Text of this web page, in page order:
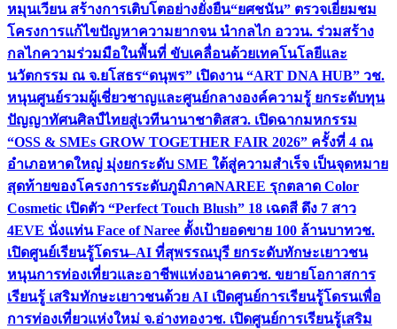
หมุนเวียน สร้างการเติบโตอย่างยั่งยืน“ยศชนัน” ตรวจเยี่ยมชม
โครงการแก้ไขปัญหาความยากจน นำกลไก อววน. ร่วมสร้าง
กลไกความร่วมมือในพื้นที่ ขับเคลื่อนด้วยเทคโนโลยีและ
นวัตกรรม ณ จ.ยโสธร“ดนุพร” เปิดงาน “ART DNA HUB” วช.
หนุนศูนย์รวมผู้เชี่ยวชาญและศูนย์กลางองค์ความรู้ ยกระดับทุน
ปัญญาทัศนศิลป์ไทยสู่เวทีนานาชาติสสว. เปิดฉากมหกรรม
“OSS & SMEs GROW TOGETHER FAIR 2026” ครั้งที่ 4 ณ
อำเภอหาดใหญ่ มุ่งยกระดับ SME ใต้สู่ความสำเร็จ เป็นจุดหมาย
สุดท้ายของโครงการระดับภูมิภาคNAREE รุกตลาด Color
Cosmetic เปิดตัว “Perfect Touch Blush” 18 เฉดสี ดึง 7 สาว
4EVE นั่งแท่น Face of Naree ตั้งเป้ายอดขาย 100 ล้านบาทวช.
เปิดศูนย์เรียนรู้โดรน–AI ที่สุพรรณบุรี ยกระดับทักษะเยาวชน
หนุนการท่องเที่ยวและอาชีพแห่งอนาคตวช. ขยายโอกาสการ
เรียนรู้ เสริมทักษะเยาวชนด้วย AI เปิดศูนย์การเรียนรู้โดรนเพื่อ
การท่องเที่ยวแห่งใหม่ จ.อ่างทองวช. เปิดศูนย์การเรียนรู้เสริม